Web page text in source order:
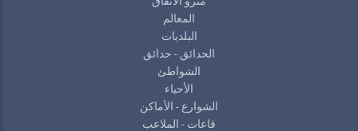
المعالم
البلديات
الحدائق - حدائق
الشواطئ
الأحياء
الشوارع - الأماكن
قاعات - الملاعب